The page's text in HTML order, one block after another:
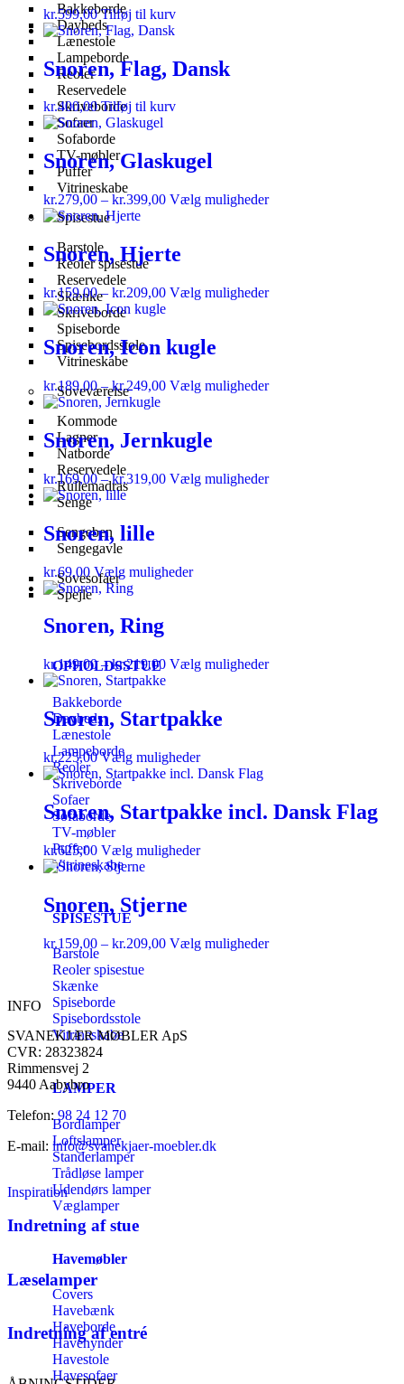
Bakkeborde
Daybeds
Lænestole
Lampeborde
Reoler
Reservedele
Skriveborde
Sofaer
Sofaborde
TV-møbler
Puffer
Vitrineskabe
Spisestue
Barstole
Reoler spisestue
Reservedele
Skænke
Skriveborde
Spiseborde
Spisebordsstole
Vitrineskabe
Soveværelse
Kommode
Lagner
Natborde
Reservedele
Rullemadras
Senge
Sengeben
Sengegavle
Sovesofaer
Spejle
OPHOLDSSTUE
Bakkeborde
Daybeds
Lænestole
Lampeborde
Reoler
Skriveborde
Sofaer
Sofaborde
TV-møbler
Puffer
Vitrineskabe
SPISESTUE
Barstole
Reoler spisestue
Skænke
Spiseborde
Spisebordsstole
Vitrineskabe
LAMPER
Bordlamper
Loftslamper
Standerlamper
Trådløse lamper
Udendørs lamper
Væglamper
Havemøbler
Covers
Havebænk
Haveborde
Havehynder
Havestole
Havesofaer
kr.599,00 Tilføj til kurv
Snoren, Flag, Dansk
kr.400,00 Tilføj til kurv
Snoren, Glaskugel
kr.279,00 – kr.399,00 Vælg muligheder
Snoren, Hjerte
kr.159,00 – kr.209,00 Vælg muligheder
Snoren, Icon kugle
kr.189,00 – kr.249,00 Vælg muligheder
Snoren, Jernkugle
kr.169,00 – kr.319,00 Vælg muligheder
Snoren, lille
kr.69,00 Vælg muligheder
Snoren, Ring
kr.149,00 – kr.219,00 Vælg muligheder
Snoren, Startpakke
kr.225,00 Vælg muligheder
Snoren, Startpakke incl. Dansk Flag
kr.625,00 Vælg muligheder
Snoren, Stjerne
kr.159,00 – kr.209,00 Vælg muligheder
INFO
SVANEKJÆR MØBLER ApS
CVR: 28323824
Rimmensvej 2
9440 Aabybro
Telefon: 98 24 12 70
E-mail: info@svanekjaer-moebler.dk
Inspiration
Indretning af stue
Læselamper
Indretning af entré